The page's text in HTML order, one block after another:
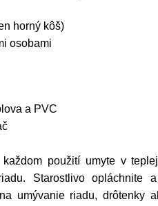
horný kôš)
osobami
a PVC
použití umyte v
Starostlivo opláchnite
umývanie riadu, drôtenky